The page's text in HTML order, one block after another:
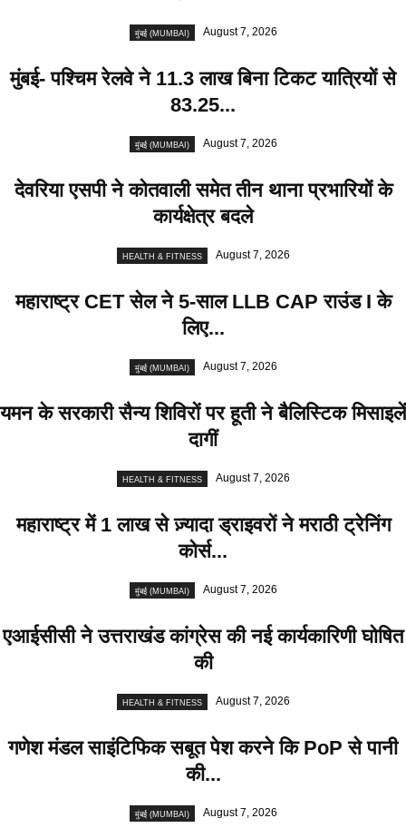
मुंबई (MUMBAI) August 7, 2026
मुंबई- पश्चिम रेलवे ने 11.3 लाख बिना टिकट यात्रियों से
83.25...
मुंबई (MUMBAI) August 7, 2026
देवरिया एसपी ने कोतवाली समेत तीन थाना प्रभारियाें के
कार्यक्षेत्र बदले
HEALTH & FITNESS August 7, 2026
महाराष्ट्र CET सेल ने 5-साल LLB CAP राउंड I के
लिए...
मुंबई (MUMBAI) August 7, 2026
यमन के सरकारी सैन्य शिविरों पर हूती ने बैलिस्टिक मिसाइलें
दागीं
HEALTH & FITNESS August 7, 2026
महाराष्ट्र में 1 लाख से ज़्यादा ड्राइवरों ने मराठी ट्रेनिंग
कोर्स...
मुंबई (MUMBAI) August 7, 2026
एआईसीसी ने उत्तराखंड कांग्रेस की नई कार्यकारिणी घोषित
की
HEALTH & FITNESS August 7, 2026
गणेश मंडल साइंटिफिक सबूत पेश करने कि PoP से पानी
की...
मुंबई (MUMBAI) August 7, 2026